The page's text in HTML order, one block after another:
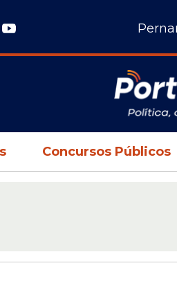
Concursos Públicos